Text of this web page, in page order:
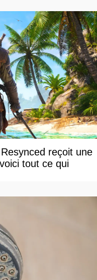
reçoit une
tout ce qui